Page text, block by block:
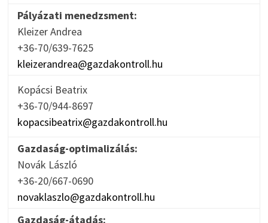
Pályázati menedzsment:
Kleizer Andrea
+36-70/639-7625
kleizerandrea@gazdakontroll.hu
Kopácsi Beatrix
+36-70/944-8697
kopacsibeatrix@gazdakontroll.hu
Gazdaság-optimalizálás:
Novák László
+36-20/667-0690
novaklaszlo@gazdakontroll.hu
Gazdaság-átadás: